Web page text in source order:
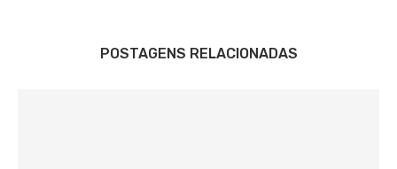
POSTAGENS RELACIONADAS